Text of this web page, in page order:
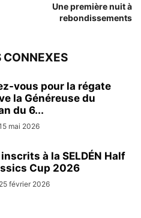
Une première nuit à
rebondissements
CONNEXES
vous pour la régate
la Généreuse du
du 6...
mai 2026
inscrits à la SELDÉN Half
Cup 2026
25 février 2026